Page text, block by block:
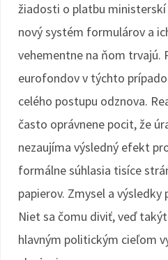
žiadosti o platbu
nový systém formulárov a
vehementne na ňom trvajú.
eurofondov v týchto
celého postupu odznova.
často oprávnene pocit, že
nezaujíma výsledný efekt
formálne súhlasia tisíce
papierov. Zmysel a
Niet sa čomu diviť, veď
hlavným politickým cieľom